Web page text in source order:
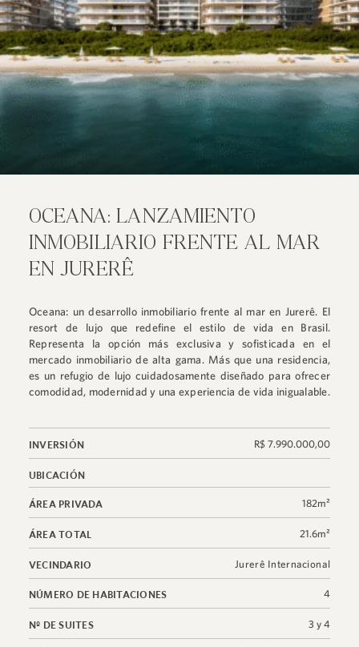
OCEANA: LANZAMIENTO
INMOBILIARIO FRENTE AL MAR
EN JURERÊ
Oceana: un desarrollo inmobiliario frente al mar en Jurerê. El
resort de lujo que redefine el estilo de vida en Brasil.
Representa la opción más exclusiva y sofisticada en el
mercado inmobiliario de alta gama. Más que una residencia,
es un refugio de lujo cuidadosamente diseñado para ofrecer
comodidad, modernidad y una experiencia de vida inigualable.
INVERSIÓN R$ 7.990.000,00
UBICACIÓN
ÁREA PRIVADA 182m²
ÁREA TOTAL 21.6m²
VECINDARIO Jurerê Internacional
NÚMERO DE HABITACIONES 4
Nº DE SUITES 3 y 4